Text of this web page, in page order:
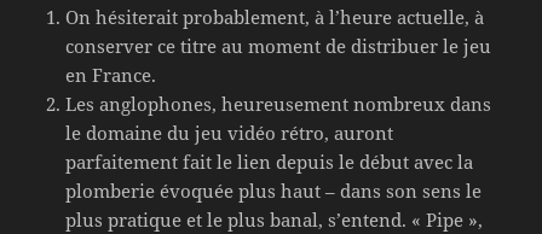
On hésiterait probablement, à l’heure actuelle, à
conserver ce titre au moment de distribuer le jeu
en France.
Les anglophones, heureusement nombreux dans
le domaine du jeu vidéo rétro, auront
parfaitement fait le lien depuis le début avec la
plomberie évoquée plus haut – dans son sens le
plus pratique et le plus banal, s’entend. « Pipe »,